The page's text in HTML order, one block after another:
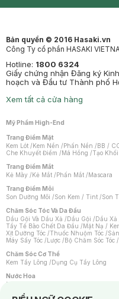
Bản quyền © 2016 Hasaki.vn
Công Ty cổ phần HASAKI
Hotline: 1800 6324
Giấy chứng nhận Đăng ký
hoạch và Đầu tư Thành phố
Xem tất cả cửa hàng
Mỹ Phẩm High-End
Trang Điểm Mặt
Kem Lót /Kem Nền /Phấn Nền /BB /
Che Khuyết Điểm /Má Hồng /Tạo
Trang Điểm Mắt
Kẻ Mày /Kẻ Mắt /Phấn Mắt /Mascara
Trang Điểm Môi
Son Dưỡng Môi /Son Kem / Tint /Son
Chăm Sóc Tóc Và Da Đầu
Dầu Gội Và Dầu Xả /Dầu Gội /Dầu Xả
Tẩy Tế Bào Chết Da Đầu /Mặt Nạ /
Xịt Dưỡng Tóc /Thuốc Nhuộm Tóc /
Máy Sấy Tóc /Lược /Bộ Chăm Sóc Tóc /
Chăm Sóc Cơ Thể
Kem Tẩy Lông /Dụng Cụ Tẩy Lông
Nước Hoa
Nước Hoa Nữ